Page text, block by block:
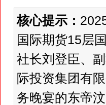
核心提示：
国际期货15层
社长刘登臣、
际投资集团有
务晚宴的东帝